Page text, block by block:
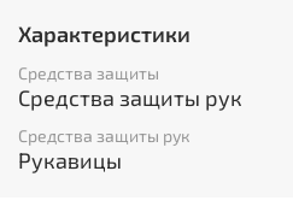
оверлоком, нить
Характеристики
Вид изделия:
Объем:
Характеристики
Средства защиты
Средства защиты рук
Средства защиты рук
Рукавицы